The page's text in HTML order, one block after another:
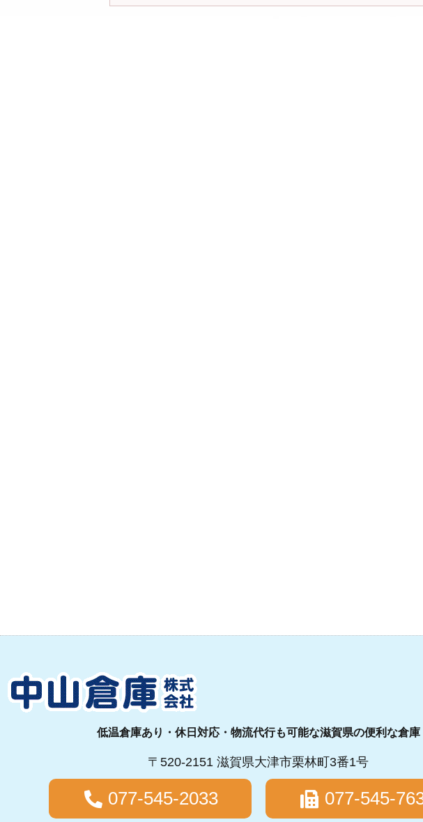
低温倉庫あり・休日対応・物流代行も可能な滋賀県の便利な倉庫
〒520-2151 滋賀県大津市栗林町3番1号
077-545-2033 077-545-